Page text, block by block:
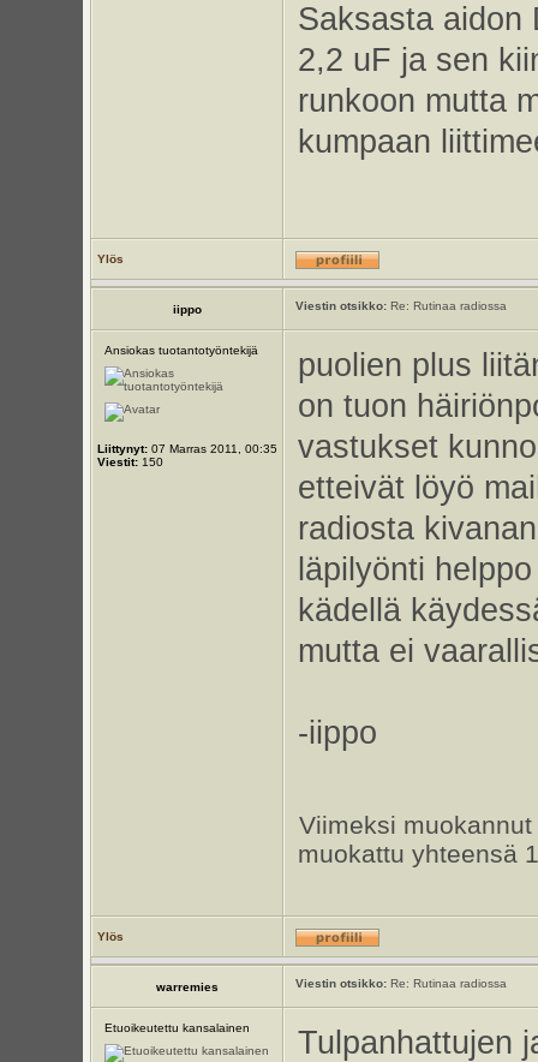
Saksasta aidon
2,2 uF ja sen
runkoon mutta
kumpaan
Ylös
iippo Viestin otsikko:Re: Rutinaa radiossa
Ansiokas tuotantotyöntekijä
Liittynyt:07 Marras 2011, 00:35
Viestit:150
puolien plus
on tuon
vastukset
etteivät löyö
radiosta
läpilyönti
kädellä
mutta ei
-iippo
Viimeksi muokannut
muokattu yhteensä
Ylös
warremies Viestin otsikko:Re: Rutinaa radiossa
Etuoikeutettu kansalainen
Tulpanhattujen